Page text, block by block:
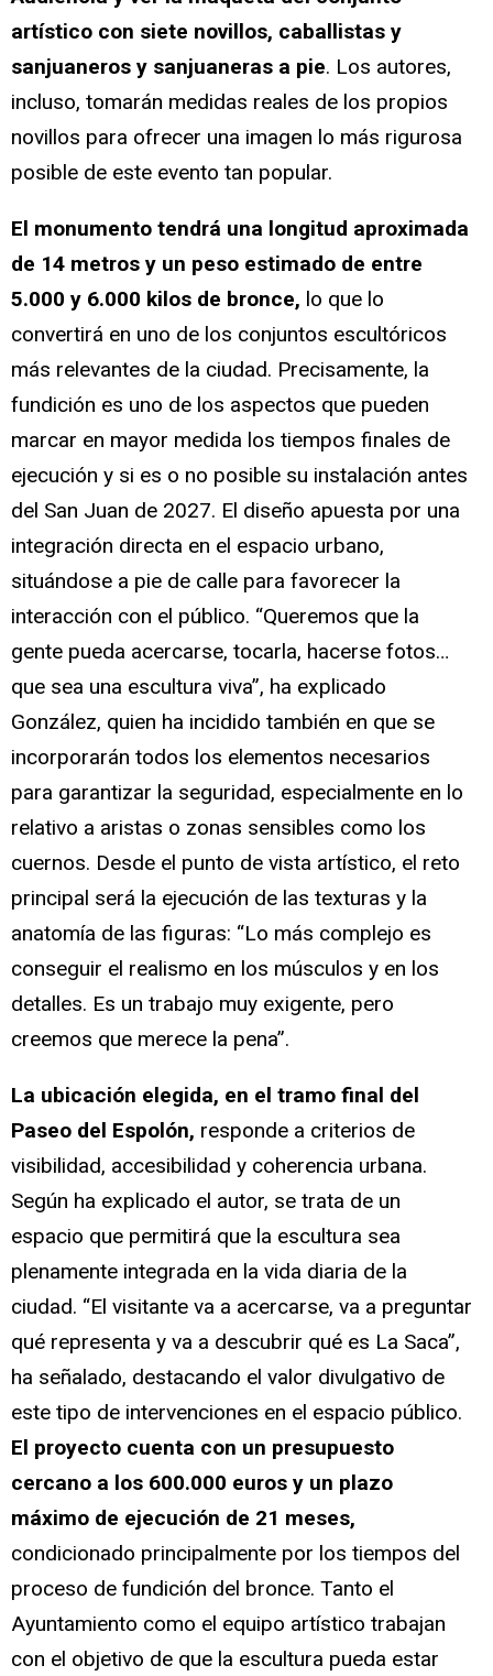
artístico con siete novillos, caballistas y
sanjuaneros y sanjuaneras a pie. Los autores,
incluso, tomarán medidas reales de los propios
novillos para ofrecer una imagen lo más rigurosa
posible de este evento tan popular.
El monumento tendrá una longitud aproximada
de 14 metros y un peso estimado de entre
5.000 y 6.000 kilos de bronce, lo que lo
convertirá en uno de los conjuntos escultóricos
más relevantes de la ciudad. Precisamente, la
fundición es uno de los aspectos que pueden
marcar en mayor medida los tiempos finales de
ejecución y si es o no posible su instalación antes
del San Juan de 2027. El diseño apuesta por una
integración directa en el espacio urbano,
situándose a pie de calle para favorecer la
interacción con el público. “Queremos que la
gente pueda acercarse, tocarla, hacerse fotos…
que sea una escultura viva”, ha explicado
González, quien ha incidido también en que se
incorporarán todos los elementos necesarios
para garantizar la seguridad, especialmente en lo
relativo a aristas o zonas sensibles como los
cuernos. Desde el punto de vista artístico, el reto
principal será la ejecución de las texturas y la
anatomía de las figuras: “Lo más complejo es
conseguir el realismo en los músculos y en los
detalles. Es un trabajo muy exigente, pero
creemos que merece la pena”.
La ubicación elegida, en el tramo final del
Paseo del Espolón, responde a criterios de
visibilidad, accesibilidad y coherencia urbana.
Según ha explicado el autor, se trata de un
espacio que permitirá que la escultura sea
plenamente integrada en la vida diaria de la
ciudad. “El visitante va a acercarse, va a preguntar
qué representa y va a descubrir qué es La Saca”,
ha señalado, destacando el valor divulgativo de
este tipo de intervenciones en el espacio público.
El proyecto cuenta con un presupuesto
cercano a los 600.000 euros y un plazo
máximo de ejecución de 21 meses,
condicionado principalmente por los tiempos del
proceso de fundición del bronce. Tanto el
Ayuntamiento como el equipo artístico trabajan
con el objetivo de que la escultura pueda estar